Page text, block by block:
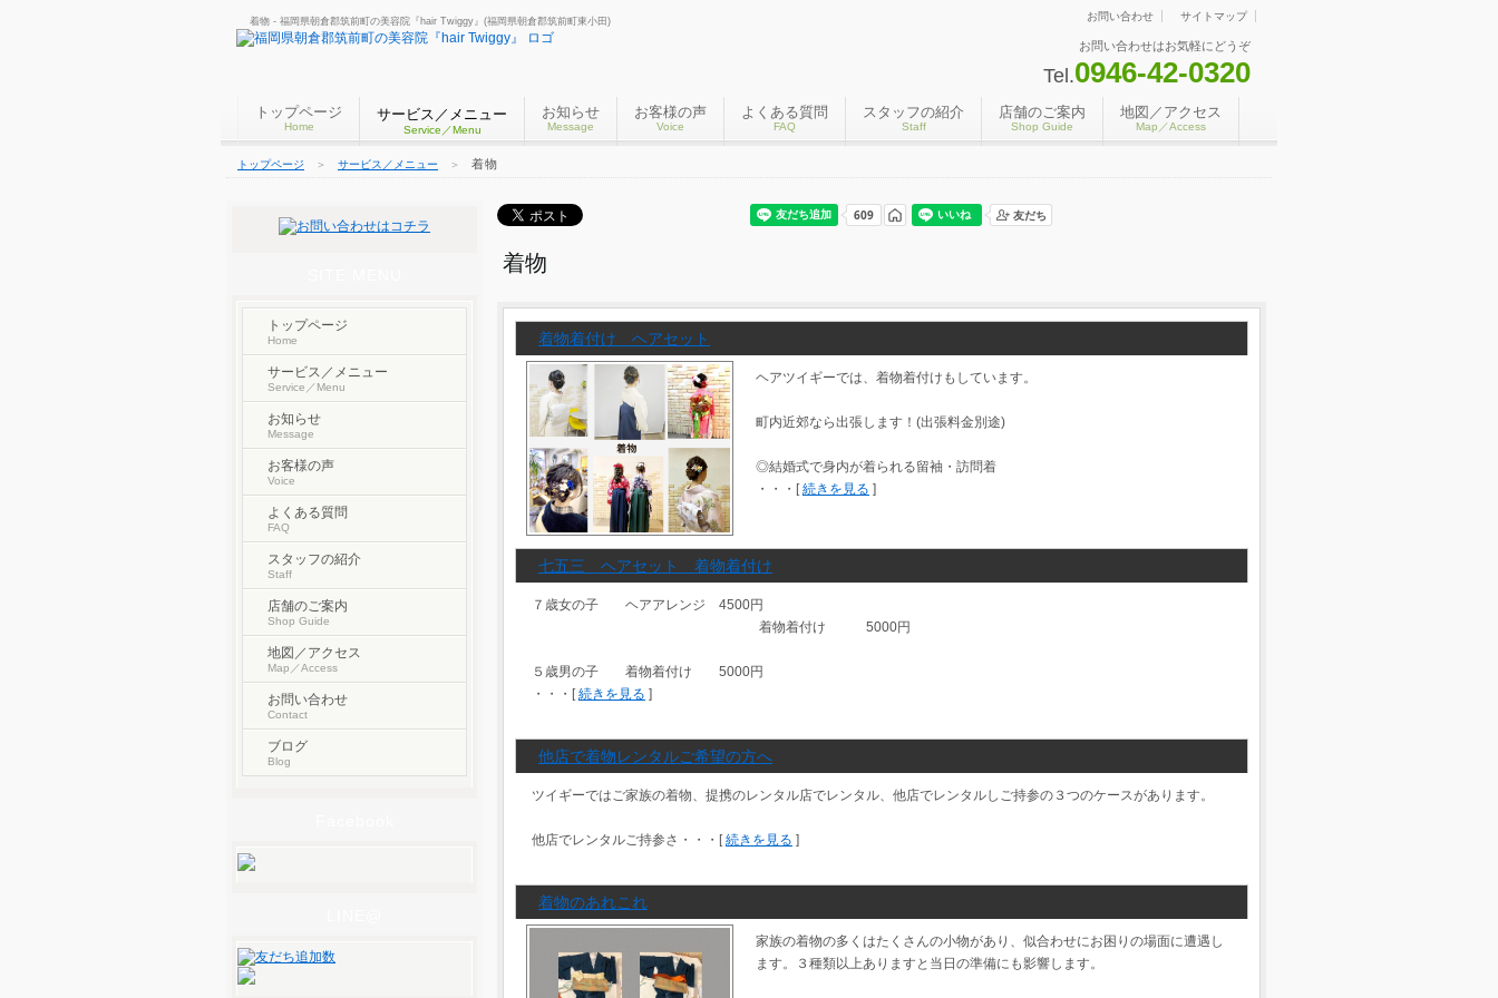
着物 - 福岡県朝倉郡筑前町の美容院『hair Twiggy』(福岡県朝倉郡筑前町東小田)
お問い合わせはお気軽にどうぞ
Tel.0946-42-0320
お問い合わせ サイトマップ
トップページ
Home
サービス／メニュー
Service／Menu
お知らせ
Message
お客様の声
Voice
よくある質問
FAQ
スタッフの紹介
Staff
店舗のご案内
Shop Guide
地図／アクセス
Map／Access
トップページ ＞ サービス／メニュー ＞ 着物
着物
着物着付け ヘアセット
ヘアツイギーでは、着物着付けもしています。
町内近郊なら出張します！(出張料金別途)
◎結婚式で身内が着られる留袖・訪問着
・・・[続きを見る ]
七五三 ヘアセット 着物着付け
７歳女の子 ヘアアレンジ 4500円
着物着付け 5000円
５歳男の子 着物着付け 5000円
・・・[続きを見る ]
他店で着物レンタルご希望の方へ
ツイギーではご家族の着物、提携のレンタル店でレンタル、他店でレンタルしご持参の３つのケースがあります。
他店でレンタルご持参さ・・・[続きを見る ]
着物のあれこれ
家族の着物の多くはたくさんの小物があり、似合わせにお困りの場面に遭遇し
ます。３種類以上ありますと当日の準備にも影響します。
トップページ
Home
サービス／メニュー
Service／Menu
お知らせ
Message
お客様の声
Voice
よくある質問
FAQ
スタッフの紹介
Staff
店舗のご案内
Shop Guide
地図／アクセス
Map／Access
お問い合わせ
Contact
ブログ
Blog